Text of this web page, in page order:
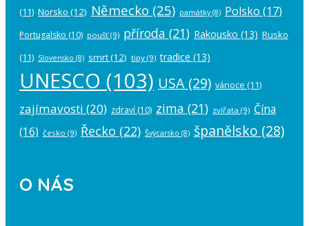
(11) Norsko (12) Německo (25) památky(8) Polsko (17)
Portugalsko (10) poušť(9) příroda (21) Rakousko (13) Rusko
(11) Slovensko (8) smrt(12) tipy (9) tradice (13)
UNESCO (103) USA (29) vánoce (11)
zajímavosti (20) zdraví (10) zima (21) zvířata (9) Čína
(16) česko (9) Řecko (22) Švýcarsko (8) španělsko (28)
O NÁS